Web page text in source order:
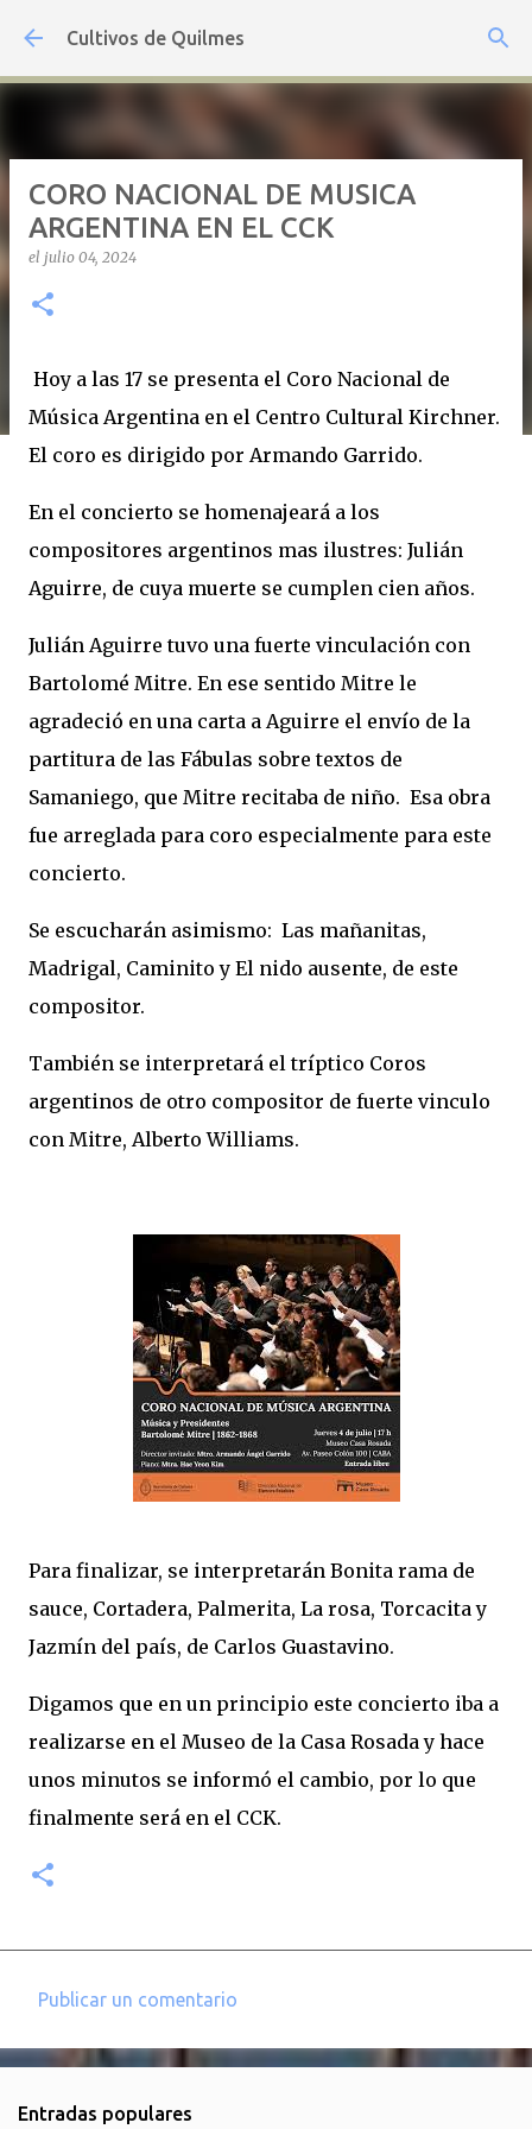
Ir al contenido principal
Cultivos de Quilmes
CORO NACIONAL DE MUSICA
ARGENTINA EN EL CCK
el julio 04, 2024
Hoy a las 17 se presenta el Coro Nacional de
Música Argentina en el Centro Cultural Kirchner.
El coro es dirigido por Armando Garrido.
En el concierto se homenajeará a los
compositores argentinos mas ilustres: Julián
Aguirre, de cuya muerte se cumplen cien años.
Julián Aguirre tuvo una fuerte vinculación con
Bartolomé Mitre. En ese sentido Mitre le
agradeció en una carta a Aguirre el envío de la
partitura de las Fábulas sobre textos de
Samaniego, que Mitre recitaba de niño. Esa obra
fue arreglada para coro especialmente para este
concierto.
Se escucharán asimismo: Las mañanitas,
Madrigal, Caminito y El nido ausente, de este
compositor.
También se interpretará el tríptico Coros
argentinos de otro compositor de fuerte vinculo
con Mitre, Alberto Williams.
Para finalizar, se interpretarán Bonita rama de
sauce, Cortadera, Palmerita, La rosa, Torcacita y
Jazmín del país, de Carlos Guastavino.
Digamos que en un principio este concierto iba a
realizarse en el Museo de la Casa Rosada y hace
unos minutos se informó el cambio, por lo que
finalmente será en el CCK.
Publicar un comentario
Entradas populares